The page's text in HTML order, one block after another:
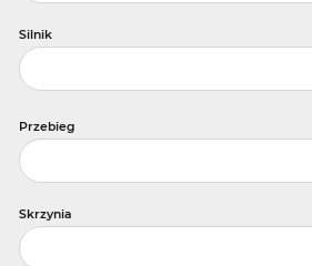
Silnik
Przebieg
Skrzynia